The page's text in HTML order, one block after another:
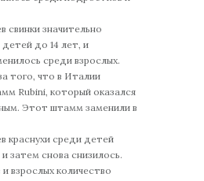
свинки значительно
детей до 14 лет, и
среди взрослых.
того, что в Италии
Rubini, который оказался
Этот штамм заменили в
краснухи среди детей
затем снова снизилось.
взрослых количество